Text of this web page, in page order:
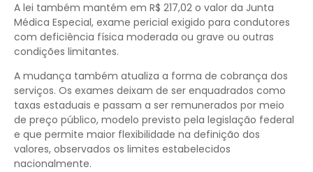
A lei também mantém em R$ 217,02 o valor da Junta
Médica Especial, exame pericial exigido para condutores
com deficiência física moderada ou grave ou outras
condições limitantes.
A mudança também atualiza a forma de cobrança dos
serviços. Os exames deixam de ser enquadrados como
taxas estaduais e passam a ser remunerados por meio
de preço público, modelo previsto pela legislação federal
e que permite maior flexibilidade na definição dos
valores, observados os limites estabelecidos
nacionalmente.